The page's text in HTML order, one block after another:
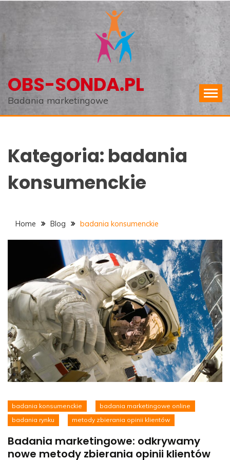
content
OBS-SONDA.PL
Badania marketingowe
Kategoria: badania
konsumenckie
Home Blog badania konsumenckie
badania konsumenckie
badania marketingowe online
badania rynku
metody zbierania opinii klientów
Badania marketingowe: odkrywamy
nowe metody zbierania opinii klientów